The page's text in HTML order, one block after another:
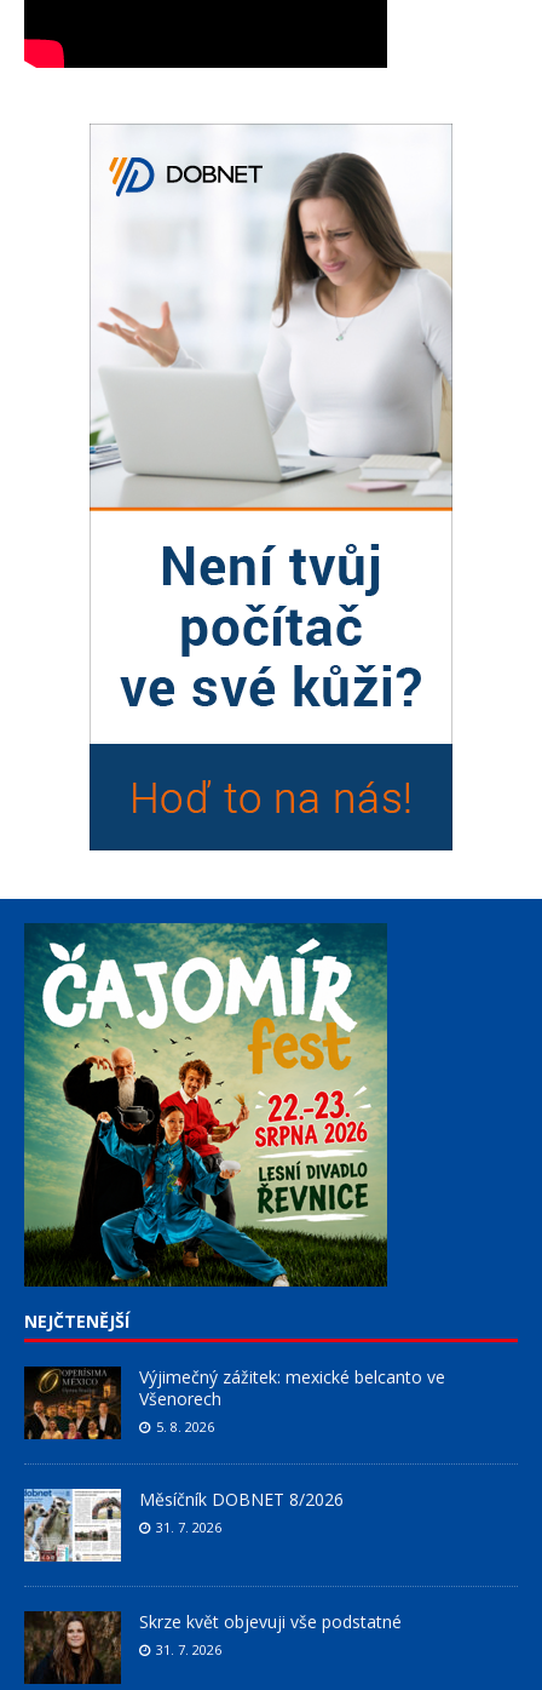
NEJČTENĚJŠÍ
Výjimečný zážitek: mexické belcanto ve
Všenorech
5. 8. 2026
Měsíčník DOBNET 8/2026
31. 7. 2026
Skrze květ objevuji vše podstatné
31. 7. 2026